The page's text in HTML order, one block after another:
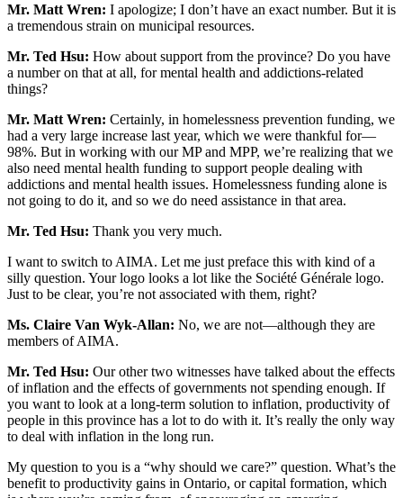
Mr. Matt Wren: I apologize; I don’t have an exact number. But it is
a tremendous strain on municipal resources.
Mr. Ted Hsu: How about support from the province? Do you have
a number on that at all, for mental health and addictions-related
things?
Mr. Matt Wren: Certainly, in homelessness prevention funding, we
had a very large increase last year, which we were thankful for—
98%. But in working with our MP and MPP, we’re realizing that we
also need mental health funding to support people dealing with
addictions and mental health issues. Homelessness funding alone is
not going to do it, and so we do need assistance in that area.
Mr. Ted Hsu: Thank you very much.
I want to switch to AIMA. Let me just preface this with kind of a
silly question. Your logo looks a lot like the Société Générale logo.
Just to be clear, you’re not associated with them, right?
Ms. Claire Van Wyk-Allan: No, we are not—although they are
members of AIMA.
Mr. Ted Hsu: Our other two witnesses have talked about the effects
of inflation and the effects of governments not spending enough. If
you want to look at a long-term solution to inflation, productivity of
people in this province has a lot to do with it. It’s really the only way
to deal with inflation in the long run.
My question to you is a “why should we care?” question. What’s the
benefit to productivity gains in Ontario, or capital formation, which